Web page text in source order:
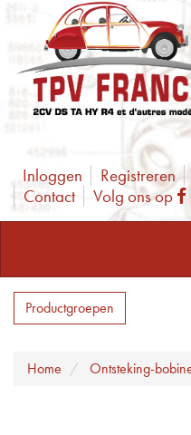
Inloggen Registreren
Contact
Volg ons op
Productgroepen
Home Ontsteking-